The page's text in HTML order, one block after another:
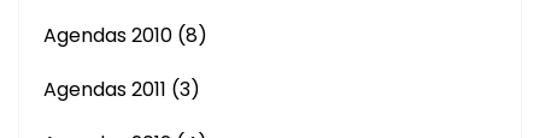
Agendas 2010 (8)
Agendas 2011 (3)